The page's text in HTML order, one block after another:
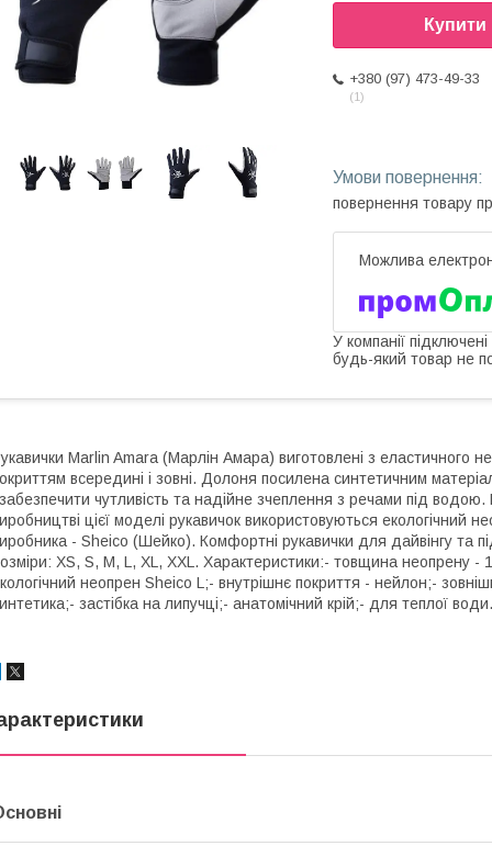
Купити
+380 (97) 473-49-33
1
повернення товару
У компанії
будь-який товар не
Marlin Amara (Марлін Амара) виготовлені з
всередині і зовні. Долоня посилена синтетичним
забезпечити чутливість та надійне зчеплення з речами під
цієї моделі рукавичок використовуються екологічний
- Sheico (Шейко). Комфортні рукавички для дайвінгу та
XS, S, M, L, XL, XXL. Характеристики:- товщина неопрену
неопрен Sheico L;- внутрішнє покриття - нейлон;-
застібка на липучці;- анатомічний крій;- для теплої води.